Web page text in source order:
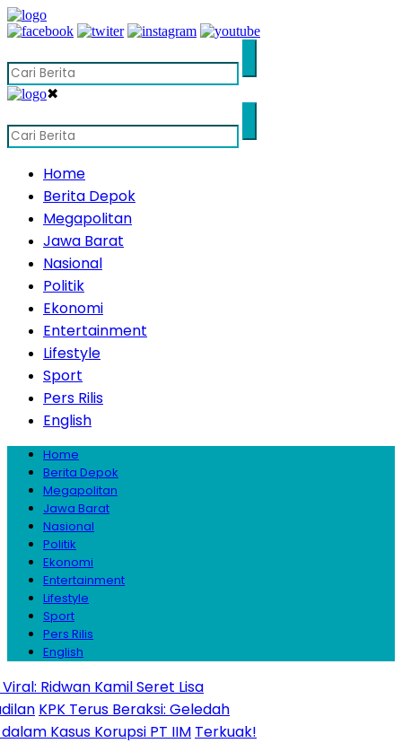
✖
Home
Berita Depok
Megapolitan
Jawa Barat
Nasional
Politik
Ekonomi
Entertainment
Lifestyle
Sport
Pers Rilis
English
Home
Berita Depok
Megapolitan
Jawa Barat
Nasional
Politik
Ekonomi
Entertainment
Lifestyle
Sport
Pers Rilis
English
Kamil Seret Lisa
Terus Beraksi: Geledah
Korupsi PT IIMTerkuak!